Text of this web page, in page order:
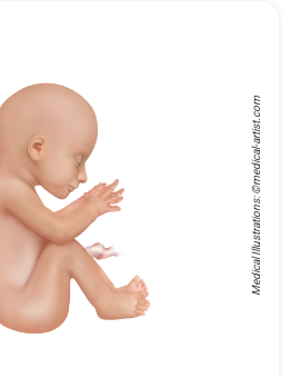
Medical Illustrations: ©
medical-artist.com